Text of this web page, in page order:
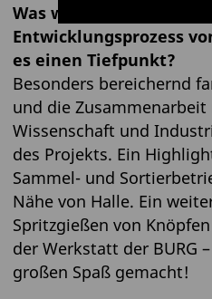
Was war Ihr
Entwicklungsprozess
es einen Tiefpunkt?
Besonders bereichernd
und die
Wissenschaft und
des Projekts. Ein
Sammel- und
Nähe von Halle. Ein
Spritzgießen von
der Werkstatt der BURG
großen Spaß gemacht!